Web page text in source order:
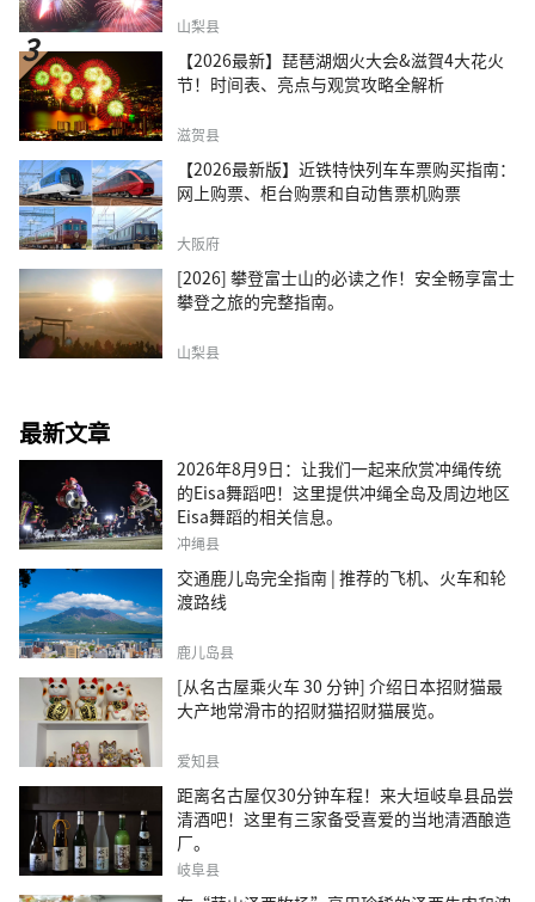
山梨县
【2026最新】琵琶湖烟火大会&滋賀4大花火
节！时间表、亮点与观赏攻略全解析
滋贺县
【2026最新版】近铁特快列车车票购买指南：
网上购票、柜台购票和自动售票机购票
大阪府
[2026] 攀登富士山的必读之作！安全畅享富士
攀登之旅的完整指南。
山梨县
最新文章
2026年8月9日：让我们一起来欣赏冲绳传统
的Eisa舞蹈吧！这里提供冲绳全岛及周边地区
Eisa舞蹈的相关信息。
冲绳县
交通鹿儿岛完全指南 | 推荐的飞机、火车和轮
渡路线
鹿儿岛县
[从名古屋乘火车 30 分钟] 介绍日本招财猫最
大产地常滑市的招财猫招财猫展览。
爱知县
距离名古屋仅30分钟车程！来大垣岐阜县品尝
清酒吧！这里有三家备受喜爱的当地清酒酿造
厂。
岐阜县